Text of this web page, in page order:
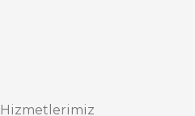
Hizmetlerimiz